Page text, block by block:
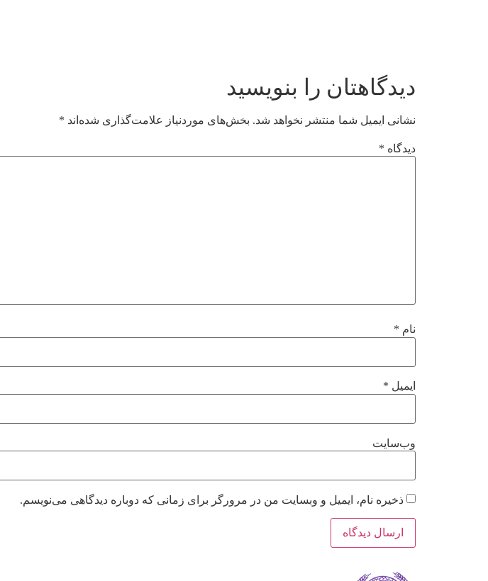
دیدگاهتان را بنویسید
نشانی ایمیل شما منتشر نخواهد شد. بخش‌های موردنیاز علامت‌گذاری شده‌اند *
دیدگاه *
نام *
ایمیل *
وب‌سایت
ذخیره نام، ایمیل و وبسایت من در مرورگر برای زمانی که دوباره دیدگاهی می‌نویسم.